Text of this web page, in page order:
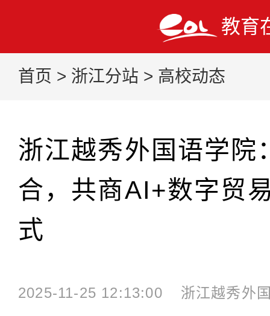
教育
首页 > 浙江分站 > 高校动态
浙江越秀外国语学院
合，共商AI+数字贸
式
2025-11-25 12:13:00 浙江越秀外